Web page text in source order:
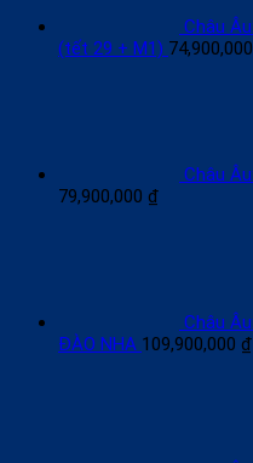
Châu
(tết 29 + M1) 74,900,000
Châu
79,900,000 ₫
Châu
ĐÀO NHA 109,900,000 ₫